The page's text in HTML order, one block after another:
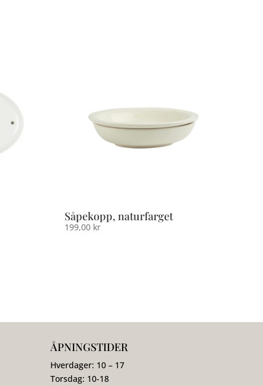
Såpekopp, naturfarget
199,00 kr
ÅPNINGSTIDER
Hverdager: 10 – 17
Torsdag: 10-18